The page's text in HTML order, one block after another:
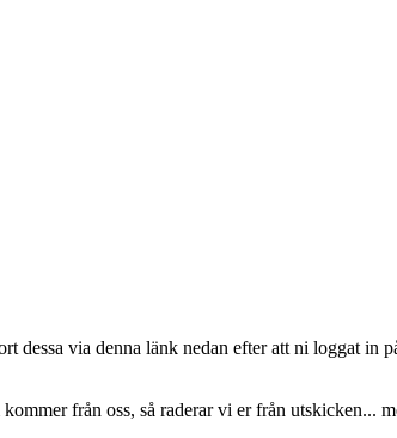
dessa via denna länk nedan efter att ni loggat in
från oss, så raderar vi er från utskicken...